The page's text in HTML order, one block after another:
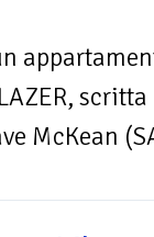
McKean